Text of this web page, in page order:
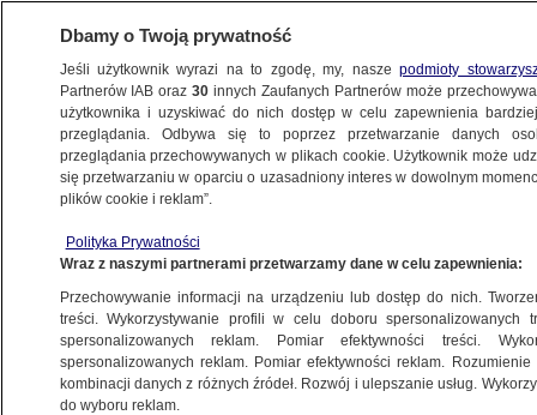
Dbamy o Twoją prywatność
Jeśli użytkownik wyrazi na to zgodę, my, naszepodmioty
Partnerów IAB oraz30 innych Zaufanych Partnerów może
użytkownika i uzyskiwać do nich dostęp w celu zapewnienia
przeglądania. Odbywa się to poprzez przetwarzanie danych
przeglądania przechowywanych w plikach cookie. Użytkownik może
się przetwarzaniu w oparciu o uzasadniony interes w dowolnym
plików cookie i reklam”.
Polityka Prywatności
Wraz z naszymi partnerami przetwarzamy dane w celu zapewnienia:
Przechowywanie informacji na urządzeniu lub dostęp do nich.
treści. Wykorzystywanie profili w celu doboru spersonalizowanych
spersonalizowanych reklam. Pomiar efektywności treści.
spersonalizowanych reklam. Pomiar efektywności reklam.
kombinacji danych z różnych źródeł. Rozwój i ulepszanie usług.
do wyboru reklam.